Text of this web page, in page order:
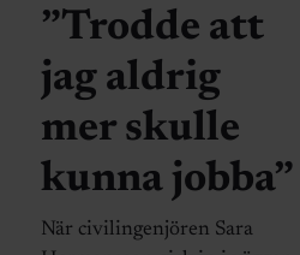
”Trodde att
jag aldrig
mer skulle
kunna jobba”
När civilingenjören Sara